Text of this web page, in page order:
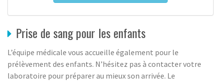
Prise de sang pour les enfants
L’équipe médicale vous accueille également pour le
prélèvement des enfants. N’hésitez pas à contacter votre
laboratoire pour préparer au mieux son arrivée. Le